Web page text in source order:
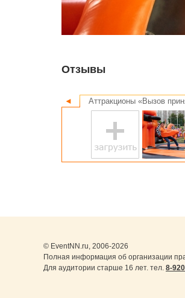
Отзывы
◄ Аттракционы «Вызов
© EventNN.ru, 2006-2026
Полная информация об организации
Для аудитории старше 16 лет. тел. 8-